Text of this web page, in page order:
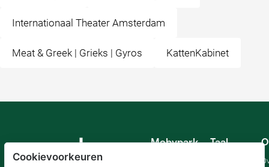
Internationaal Theater Amsterdam
Meat & Greek | Grieks | Gyros KattenKabinet
Mobypark
Taal
Cookievoorkeuren